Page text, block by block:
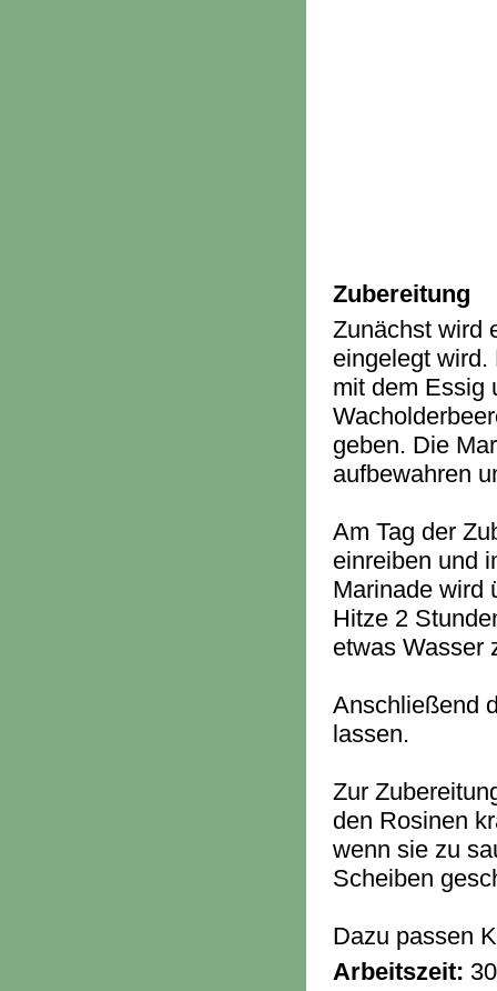
Zubereitung
Zunächst wird
eingelegt
mit dem Essig
geben. Die
aufbewahren
Am Tag der
einreiben und
Marinade wird
Hitze 2
etwas Wasser
Anschließend
lassen.
Zur
den Rosinen
wenn sie zu
Scheiben
Dazu passen
Arbeitszeit: